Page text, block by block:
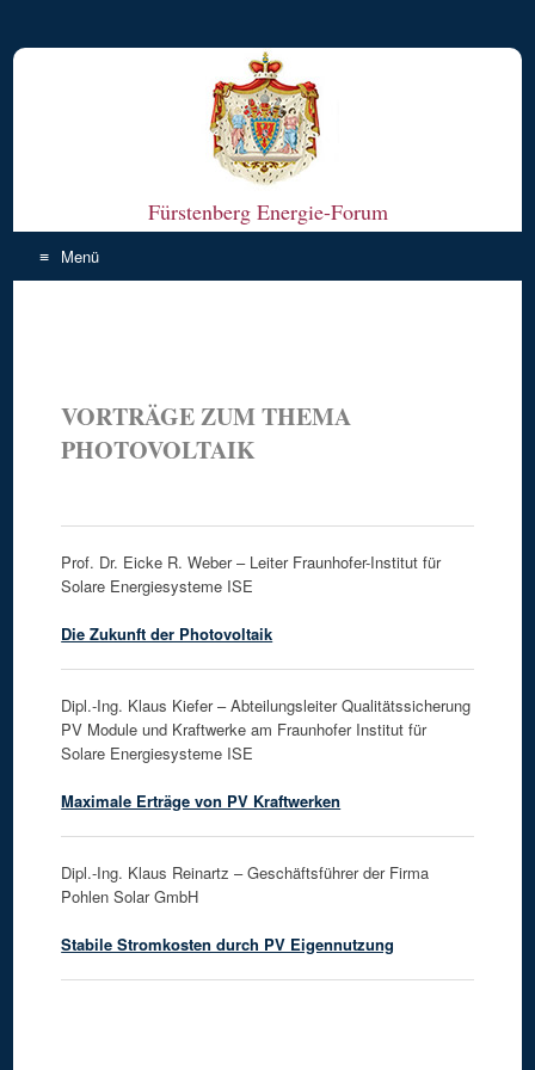
Fürstenberg Energie-Forum
Menü
VORTRÄGE ZUM THEMA
PHOTOVOLTAIK
Prof. Dr. Eicke R. Weber – Leiter Fraunhofer-Institut für
Solare Energiesysteme ISE
Die Zukunft der Photovoltaik
Dipl.-Ing. Klaus Kiefer – Abteilungsleiter Qualitätssicherung
PV Module und Kraftwerke am Fraunhofer Institut für
Solare Energiesysteme ISE
Maximale Erträge von PV Kraftwerken
Dipl.-Ing. Klaus Reinartz – Geschäftsführer der Firma
Pohlen Solar GmbH
Stabile Stromkosten durch PV Eigennutzung